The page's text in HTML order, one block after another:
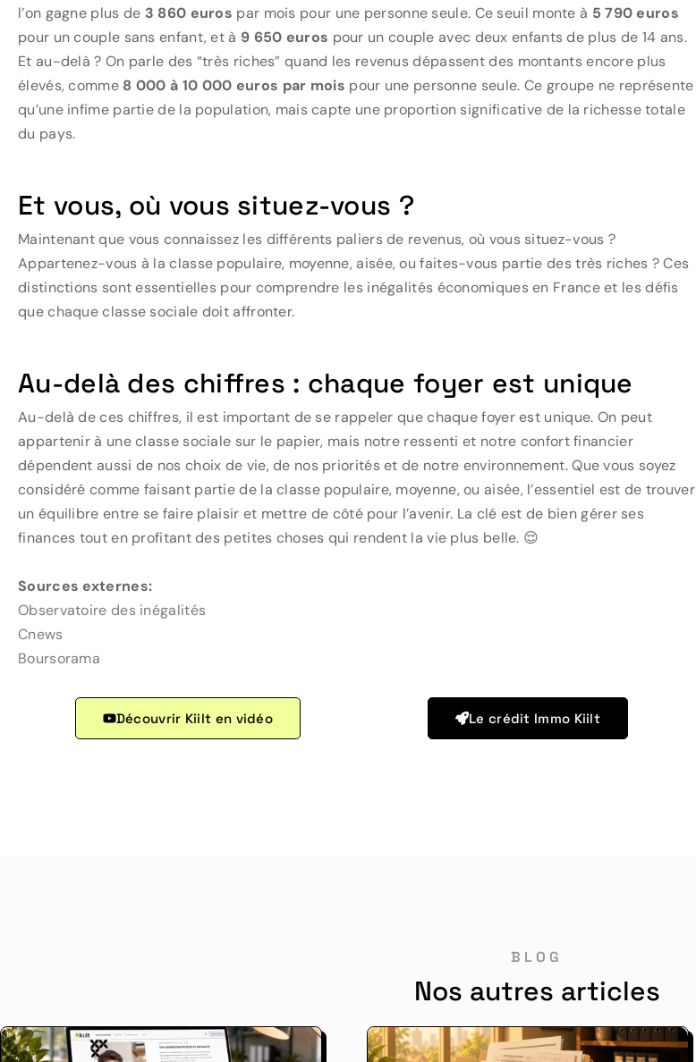
l’on gagne plus de 3 860 euros par mois pour une personne seule. Ce seuil monte à 5 790 euros
pour un couple sans enfant, et à 9 650 euros pour un couple avec deux enfants de plus de 14 ans.
Et au-delà ? On parle des “très riches” quand les revenus dépassent des montants encore plus
élevés, comme 8 000 à 10 000 euros par mois pour une personne seule. Ce groupe ne représente
qu’une infime partie de la population, mais capte une proportion significative de la richesse totale
du pays.
Et vous, où vous situez-vous ?
Maintenant que vous connaissez les différents paliers de revenus, où vous situez-vous ?
Appartenez-vous à la classe populaire, moyenne, aisée, ou faites-vous partie des très riches ? Ces
distinctions sont essentielles pour comprendre les inégalités économiques en France et les défis
que chaque classe sociale doit affronter.
Au-delà des chiffres : chaque foyer est unique
Au-delà de ces chiffres, il est important de se rappeler que chaque foyer est unique. On peut
appartenir à une classe sociale sur le papier, mais notre ressenti et notre confort financier
dépendent aussi de nos choix de vie, de nos priorités et de notre environnement. Que vous soyez
considéré comme faisant partie de la classe populaire, moyenne, ou aisée, l’essentiel est de trouver
un équilibre entre se faire plaisir et mettre de côté pour l’avenir. La clé est de bien gérer ses
finances tout en profitant des petites choses qui rendent la vie plus belle. 😌
Sources externes:
Observatoire des inégalités
Cnews
Boursorama
Découvrir Kiilt en vidéo Le crédit Immo Kiilt
BLOG
Nos autres articles